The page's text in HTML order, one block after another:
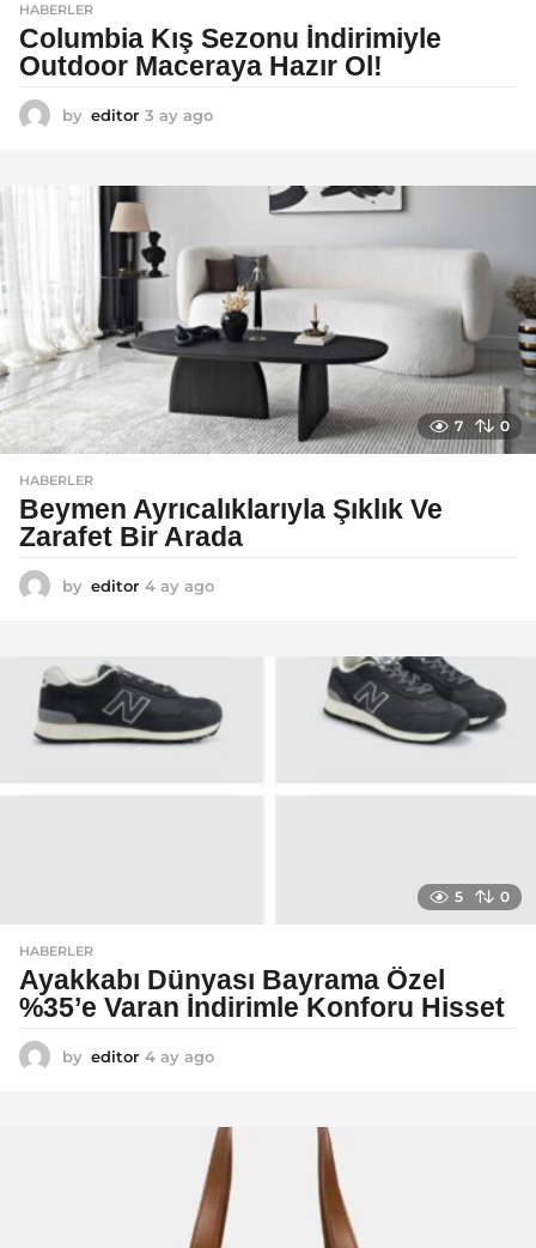
HABERLER
Columbia Kış Sezonu İndirimiyle
Outdoor Maceraya Hazır Ol!
by editor 3 ay ago
a
7 0
HABERLER
Beymen Ayrıcalıklarıyla Şıklık Ve
Zarafet Bir Arada
by editor 4 ay ago
o
5 0
HABERLER
Ayakkabı Dünyası Bayrama Özel
%35’e Varan İndirimle Konforu Hisset
by editor 4 ay ago
a
g